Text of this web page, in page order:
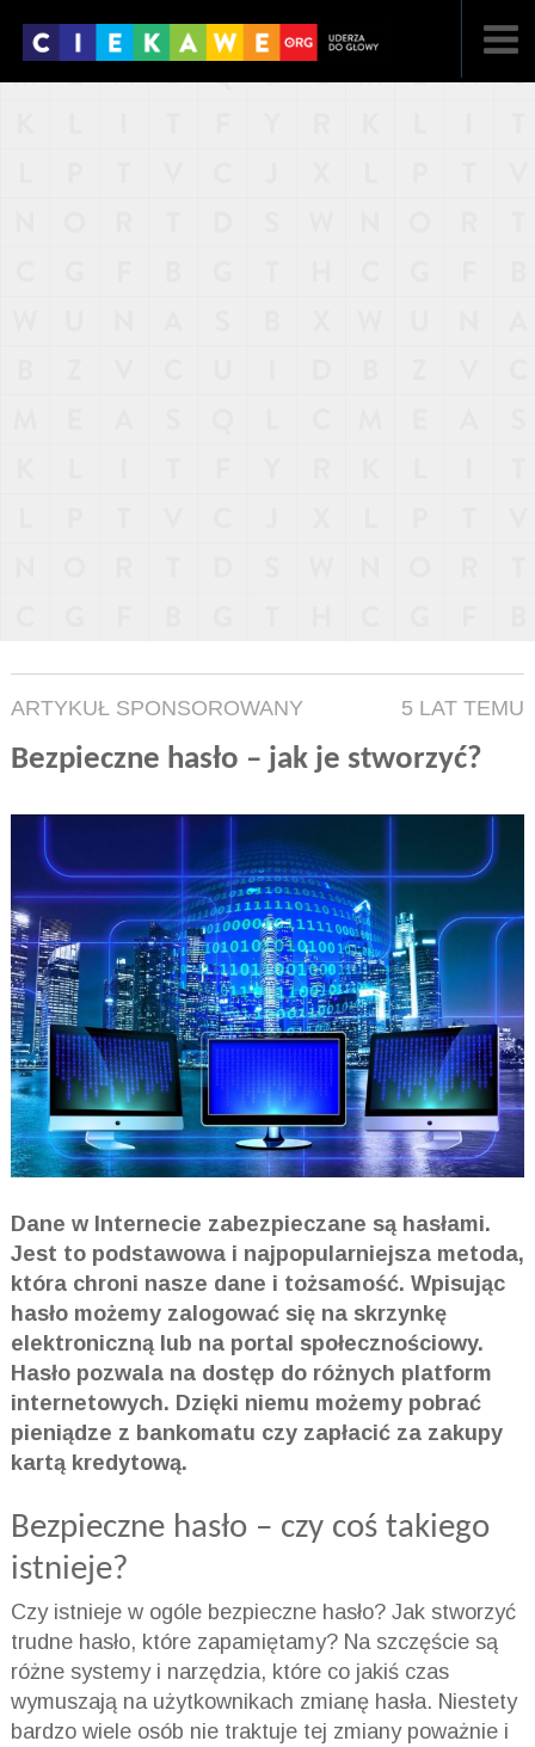
ARTYKUŁ SPONSOROWANY 5 LAT TEMU
Bezpieczne hasło – jak je stworzyć?
Dane w Internecie zabezpieczane są hasłami.
Jest to podstawowa i najpopularniejsza metoda,
która chroni nasze dane i tożsamość. Wpisując
hasło możemy zalogować się na skrzynkę
elektroniczną lub na portal społecznościowy.
Hasło pozwala na dostęp do różnych platform
internetowych. Dzięki niemu możemy pobrać
pieniądze z bankomatu czy zapłacić za zakupy
kartą kredytową.
Bezpieczne hasło – czy coś takiego
istnieje?
Czy istnieje w ogóle bezpieczne hasło? Jak stworzyć
trudne hasło, które zapamiętamy? Na szczęście są
różne systemy i narzędzia, które co jakiś czas
wymuszają na użytkownikach zmianę hasła. Niestety
bardzo wiele osób nie traktuje tej zmiany poważnie i